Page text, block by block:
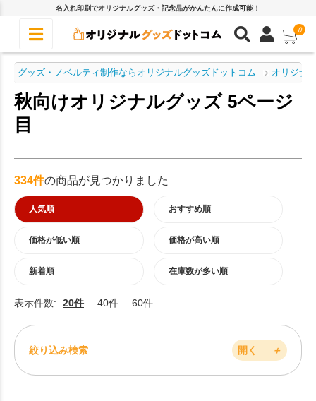
名入れ印刷でオリジナルグッズ・記念品がかんたんに作成可能！
0
グッズ・ノベルティ制作ならオリジナルグッズドットコム オリジナ
秋向けオリジナルグッズ 5ページ
目
334件の商品が見つかりました
人気順 おすすめ順
価格が低い順 価格が高い順
新着順 在庫数が多い順
表示件数: 20件 40件 60件
絞り込み検索 開く ＋